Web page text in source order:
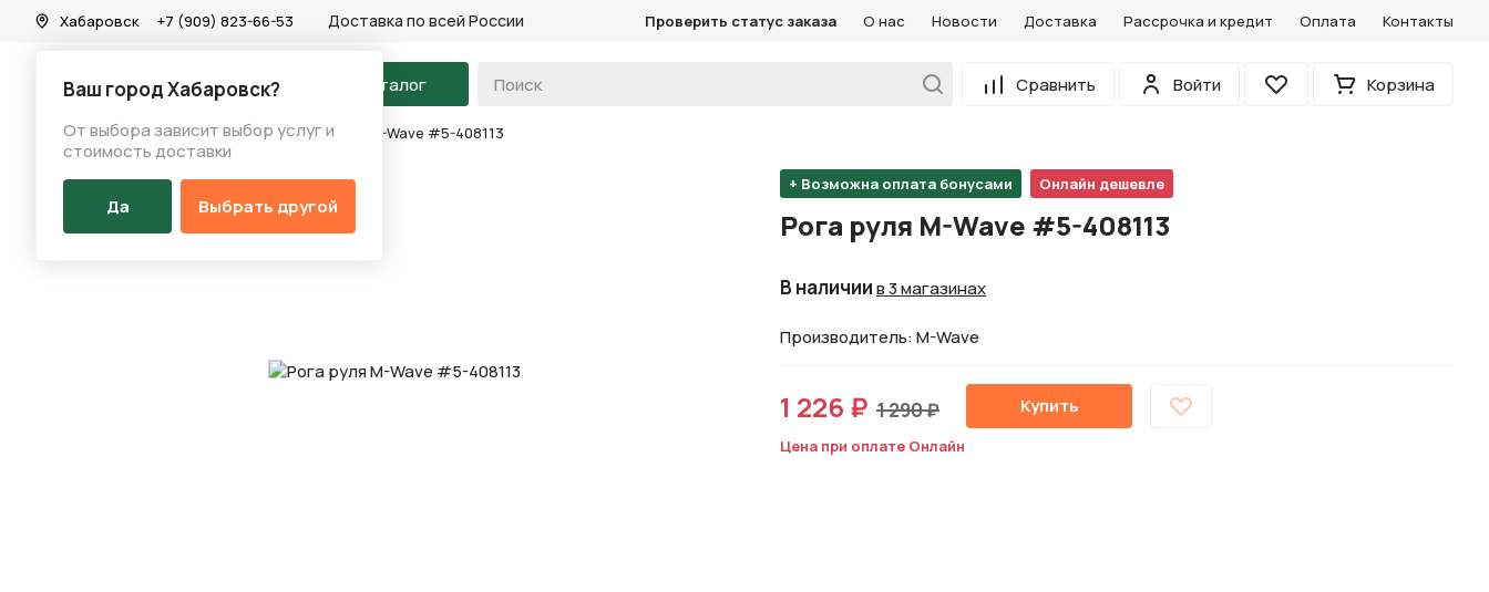
Хабаровск
Ваш город Хабаровск?
От выбора зависит выбор услуг и
стоимость доставки
Да Выбрать другой
+7 (909) 823-66-53 Доставка по всей России Проверить статус заказа О нас Новости Доставка Рассрочка и кредит Оплата Контакты
На главную Каталог Сравнить
Войти
Избранное Корзина
Каталог/Аксессуары/Рога руля/Рога руля M-Wave #5-408113
+ Возможна оплата бонусами Онлайн дешевле
Рога руля M-Wave #5-408113
В наличиив 3 магазинах
Производитель: M-Wave
1 226 ₽ 1 290 ₽ Купить
Цена при оплате Онлайн